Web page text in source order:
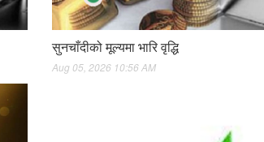
सुनचाँदीको मूल्यमा भारि वृद्धि
Aug 05, 2026 10:56 AM